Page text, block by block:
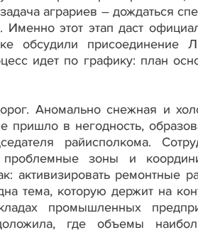
аграриев – дождаться
Именно этот этап даст
обсудили присоединение
идет по графику: план
Аномально снежная и
пришло в негодность,
райисполкома.
зоны и
активизировать ремонтные
тема, которую держит на
промышленных
где объемы